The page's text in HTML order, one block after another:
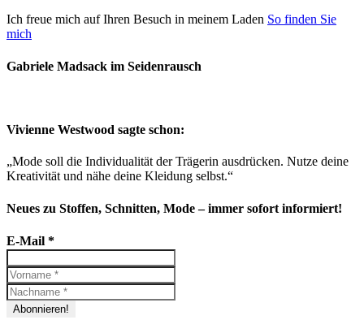
Ich freue mich auf Ihren Besuch in meinem Laden So finden Sie
mich
Gabriele Madsack im Seidenrausch
Vivienne Westwood sagte schon:
„Mode soll die Individualität der Trägerin ausdrücken. Nutze deine
Kreativität und nähe deine Kleidung selbst.“
Neues zu Stoffen, Schnitten, Mode – immer sofort informiert!
E-Mail *